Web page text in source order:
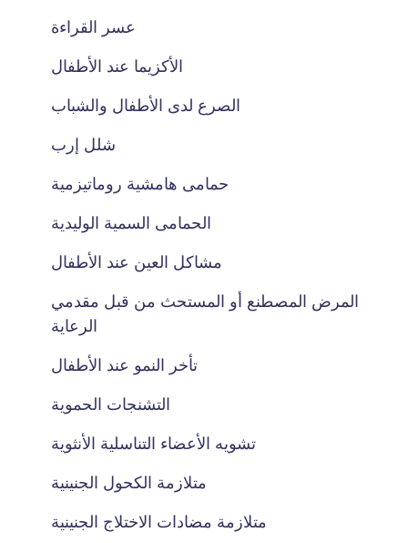
عسر القراءة
الأكزيما عند الأطفال
الصرع لدى الأطفال والشباب
شلل إرب
حمامى هامشية روماتيزمية
الحمامى السمية الوليدية
مشاكل العين عند الأطفال
المرض المصطنع أو المستحث من قبل مقدمي
الرعاية
تأخر النمو عند الأطفال
التشنجات الحموية
تشويه الأعضاء التناسلية الأنثوية
متلازمة الكحول الجنينية
متلازمة مضادات الاختلاج الجنينية